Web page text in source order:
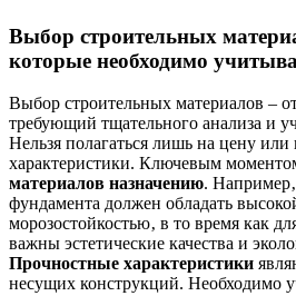
Выбор строительных
которые необходимо
Выбор строительных материалов –
требующий тщательного анализа и
Нельзя полагаться лишь на цену
характеристики. Ключевым
материалов назначению.
фундамента должен обладать
морозостойкостью‚ в то время как
важны эстетические качества и
Прочностные характеристики
несущих конструкций. Необходимо